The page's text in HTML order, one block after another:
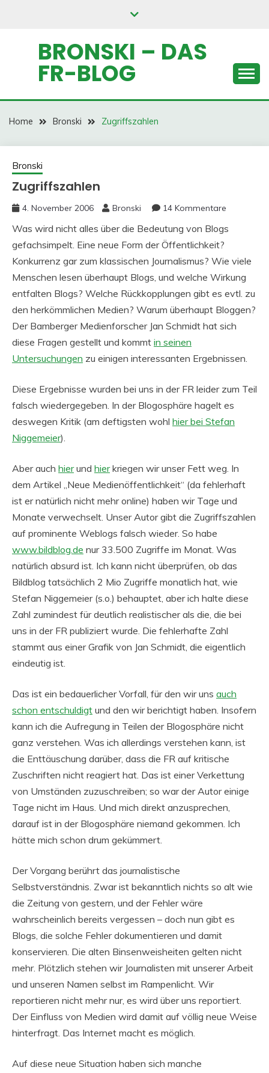
BRONSKI – DAS
FR-BLOG
Home Bronski Zugriffszahlen
Bronski
Zugriffszahlen
4. November 2006 Bronski 14 Kommentare
Was wird nicht alles über die Bedeutung von Blogs
gefachsimpelt. Eine neue Form der Öffentlichkeit?
Konkurrenz gar zum klassischen Journalismus? Wie viele
Menschen lesen überhaupt Blogs, und welche Wirkung
entfalten Blogs? Welche Rückkopplungen gibt es evtl. zu
den herkömmlichen Medien? Warum überhaupt Bloggen?
Der Bamberger Medienforscher Jan Schmidt hat sich
diese Fragen gestellt und kommt in seinen
Untersuchungen zu einigen interessanten Ergebnissen.
Diese Ergebnisse wurden bei uns in der FR leider zum Teil
falsch wiedergegeben. In der Blogosphäre hagelt es
deswegen Kritik (am deftigsten wohl hier bei Stefan
Niggemeier).
Aber auch hierund hierkriegen wir unser Fett weg. In
dem Artikel „Neue Medienöffentlichkeit“ (da fehlerhaft
ist er natürlich nicht mehr online) haben wir Tage und
Monate verwechselt. Unser Autor gibt die Zugriffszahlen
auf prominente Weblogs falsch wieder. So habe
www.bildblog.de nur 33.500 Zugriffe im Monat. Was
natürlich absurd ist. Ich kann nicht überprüfen, ob das
Bildblog tatsächlich 2 Mio Zugriffe monatlich hat, wie
Stefan Niggemeier (s.o.) behauptet, aber ich halte diese
Zahl zumindest für deutlich realistischer als die, die bei
uns in der FR publiziert wurde. Die fehlerhafte Zahl
stammt aus einer Grafik von Jan Schmidt, die eigentlich
eindeutig ist.
Das ist ein bedauerlicher Vorfall, für den wir uns auch
schon entschuldigt und den wir berichtigt haben. Insofern
kann ich die Aufregung in Teilen der Blogosphäre nicht
ganz verstehen. Was ich allerdings verstehen kann, ist
die Enttäuschung darüber, dass die FR auf kritische
Zuschriften nicht reagiert hat. Das ist einer Verkettung
von Umständen zuzuschreiben; so war der Autor einige
Tage nicht im Haus. Und mich direkt anzusprechen,
darauf ist in der Blogosphäre niemand gekommen. Ich
hätte mich schon drum gekümmert.
Der Vorgang berührt das journalistische
Selbstverständnis. Zwar ist bekanntlich nichts so alt wie
die Zeitung von gestern, und der Fehler wäre
wahrscheinlich bereits vergessen – doch nun gibt es
Blogs, die solche Fehler dokumentieren und damit
konservieren. Die alten Binsenweisheiten gelten nicht
mehr. Plötzlich stehen wir Journalisten mit unserer Arbeit
und unseren Namen selbst im Rampenlicht. Wir
reportieren nicht mehr nur, es wird über uns reportiert.
Der Einfluss von Medien wird damit auf völlig neue Weise
hinterfragt. Das Internet macht es möglich.
Auf diese neue Situation haben sich manche